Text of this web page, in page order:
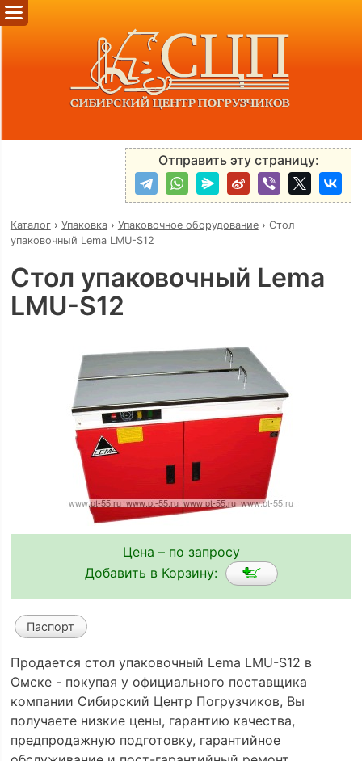
Отправить эту страницу:
Каталог› Упаковка› Упаковочное оборудование› Стол
упаковочный Lema LMU-S12
Стол упаковочный Lema
LMU-S12
Цена – по запросу
Добавить в Корзину:
Паспорт
Продается стол упаковочный Lema LMU-S12 в
Омске - покупая у официального поставщика
компании Сибирский Центр Погрузчиков, Вы
получаете низкие цены, гарантию качества,
предпродажную подготовку, гарантийное